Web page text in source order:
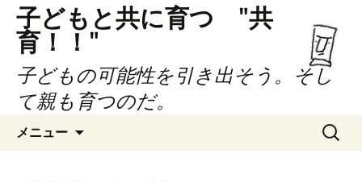
子どもと共に育つ "共
育！！"
子どもの可能性を引き出そう。そし
て親も育つのだ。
メニュー
検
索: